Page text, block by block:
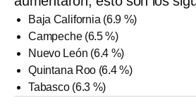
Baja California (6.9 %)
Campeche (6.5 %)
Nuevo León (6.4 %)
Quintana Roo (6.4 %)
Tabasco (6.3 %)